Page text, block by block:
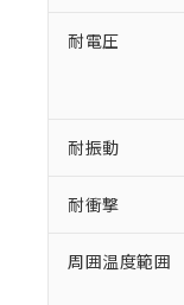
耐電圧
耐振動
耐衝撃
周囲温度範囲